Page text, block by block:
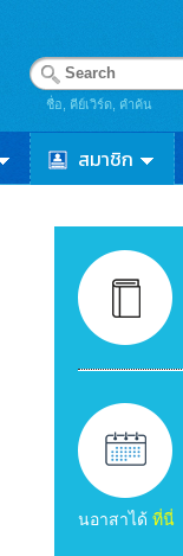
ชื่อ, คีย์เวิร์ด, คำค้น
สมาชิก
นอาสาได้ ที่นี่